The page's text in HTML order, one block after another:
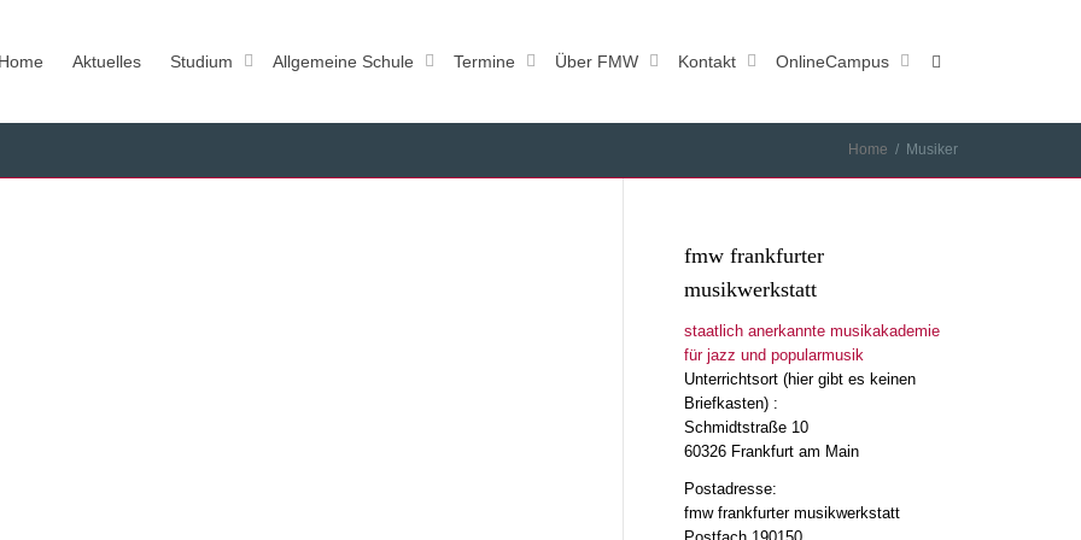
Aktuelles Studium Allgemeine Schule Termine Über FMW Kontakt OnlineCampus
Home Musiker
fmw frankfurter
musikwerkstatt
staatlich anerkannte musikakademie
für jazz und popularmusik
Unterrichtsort (hier gibt es keinen
Briefkasten) :
Schmidtstraße 10
60326 Frankfurt am Main
Postadresse:
fmw frankfurter musikwerkstatt